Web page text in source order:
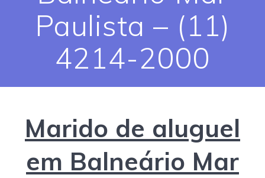
Paulista – (11)
4214-2000
Marido de aluguel
em Balneário Mar